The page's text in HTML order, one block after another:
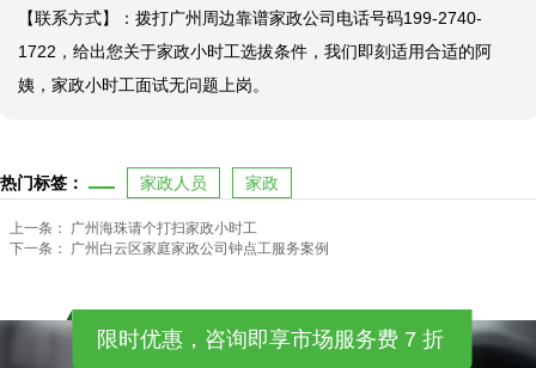
【联系方式】：拨打广州周边靠谱家政公司电话号码199-2740-
1722，给出您关于家政小时工选拔条件，我们即刻适用合适的阿
姨，家政小时工面试无问题上岗。
热门标签： 家政人员 家政
上一条：
广州海珠请个打扫家政小时工
下一条：
广州白云区家庭家政公司钟点工服务案例
限时优惠，咨询即享市场服务费 7 折